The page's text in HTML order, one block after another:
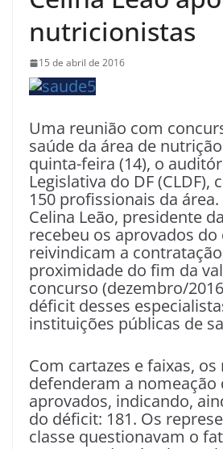
nutricionistas
15 de abril de 2016
Uma reunião com
saúde da área de
quinta-feira (14), o
Legislativa do DF (CLDF),
150 profissionais da
Celina Leão, presidente
recebeu os aprovados
reivindicam a
proximidade do fim da
concurso (dezembro/
déficit desses
instituições públicas de
Com cartazes e faixas,
defenderam a nomeação
aprovados, indicando,
do déficit: 181. Os
classe questionavam o